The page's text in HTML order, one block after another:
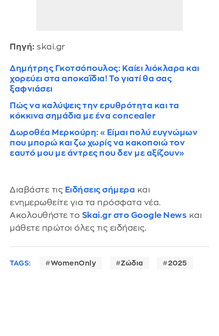
Πηγή: skai.gr
Δημήτρης Γκοτσόπουλος: Καίει λιόκλαρα και
χορεύει στα αποκαΐδια! Το γιατί θα σας
ξαφνιάσει
Πώς να καλύψεις την ερυθρότητα και τα
κόκκινα σημάδια με ένα concealer
Δωροθέα Μερκούρη: «Είμαι πολύ ευγνώμων
που μπορώ και ζω χωρίς να κακοποιώ τον
εαυτό μου με άντρες που δεν με αξίζουν»
Διαβάστε τις Ειδήσεις σήμερα και
ενημερωθείτε για τα πρόσφατα νέα.
Ακολουθήστε το Skai.gr στο Google News και
μάθετε πρώτοι όλες τις ειδήσεις.
TAGS: WomenOnly Ζώδια 2025